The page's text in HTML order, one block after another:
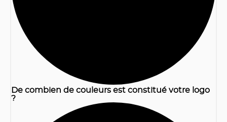
De combien de couleurs est constitué votre logo
?